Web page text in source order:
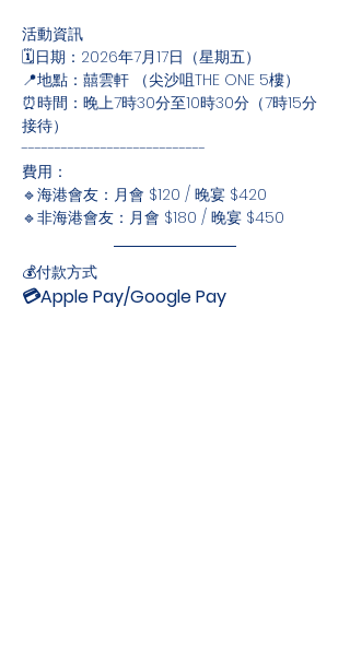
活動資訊
🗓️日期：2026年7月17日（星期五）
📍地點：囍雲軒 （尖沙咀THE ONE 5樓）
⏰時間：晚上7時30分至10時30分（7時15分
接待）
----------------------------
費用：
🔹海港會友：月會 $120 / 晚宴 $420
🔹非海港會友：月會 $180 / 晚宴 $450
💰付款方式
💳Apple Pay/Google Pay